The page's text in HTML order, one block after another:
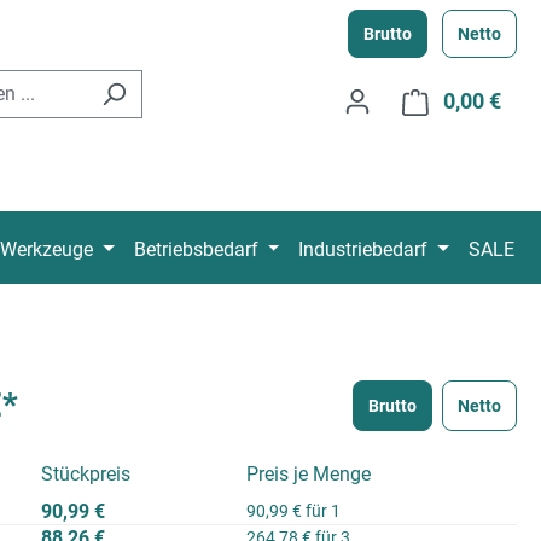
Brutto Netto
0,00 €
Werkzeuge Betriebsbedarf Industriebedarf SALE
Brutto Netto
Stückpreis
Preis je Menge
90,99 €
90,99 € für 1